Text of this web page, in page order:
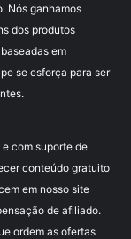
Nós ganhamos
dos produtos
em
se esforça para ser
com suporte de
conteúdo gratuito
em nosso site
de afiliado.
ordem as ofertas